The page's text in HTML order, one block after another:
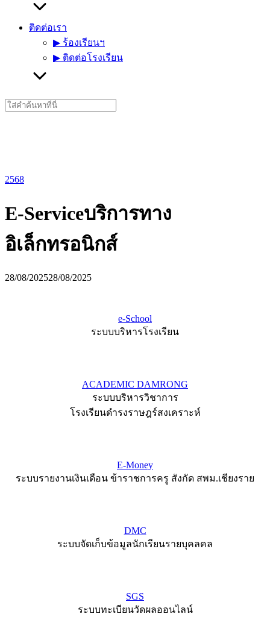
ติดต่อเรา
▶︎ ร้องเรียนฯ
▶︎ ติดต่อโรงเรียน
Search
for:
2568
E-Serviceบริการทาง
อิเล็กทรอนิกส์
28/08/202528/08/2025
e-School
ระบบบริหารโรงเรียน
ACADEMIC DAMRONG
ระบบบริหารวิชาการ
โรงเรียนดำรงราษฎร์สงเคราะห์
E-Money
ระบบรายงานเงินเดือน ข้าราชการครู สังกัด สพม.เชียงราย
DMC
ระบบจัดเก็บข้อมูลนักเรียนรายบุคลคล
SGS
ระบบทะเบียนวัดผลออนไลน์